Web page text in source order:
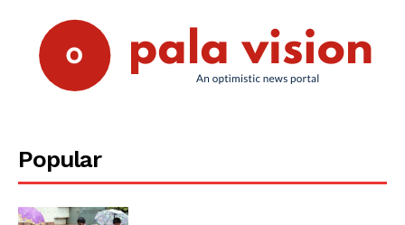
Popular